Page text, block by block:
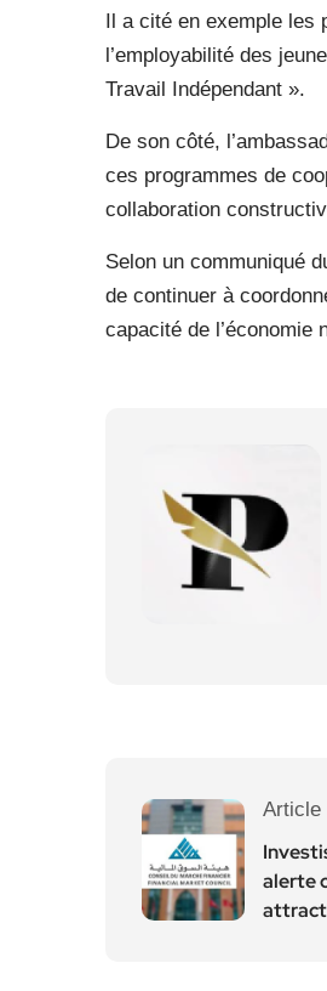
Il a cité en exemple les
l’employabilité des
Travail Indépendant ».
De son côté,
ces programmes de
collaboration
Selon un communiqué
de continuer à
capacité de l’économie
Article
alerte